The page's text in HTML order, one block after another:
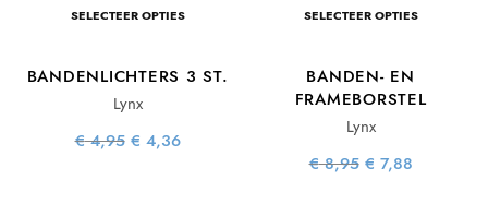
SELECTEER OPTIES
BANDENLICHTERS 3 ST.
Lynx
€4,95 Oorspronkelijke
prijs was:
€ 4,36Huidige
SELECTEER OPTIES
BANDEN- EN
FRAMEBORSTEL
Lynx
€8,95 Oorspronkelijke
prijs was:
€ 7,88Huidige